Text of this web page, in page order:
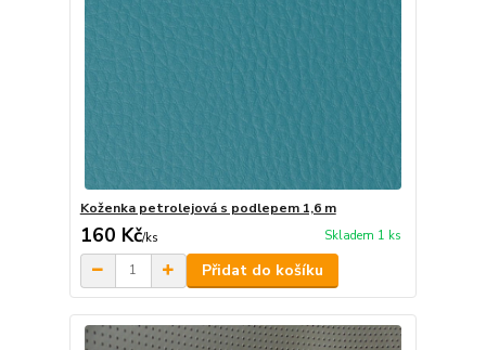
Koženka petrolejová s podlepem 1,6 m
160 Kč/ks Skladem 1 ks
Přidat do košíku